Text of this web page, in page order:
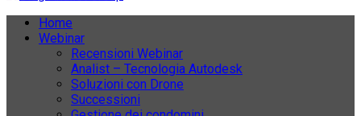
Home
Webinar
Recensioni Webinar
Analist – Tecnologia Autodesk
Soluzioni con Drone
Successioni